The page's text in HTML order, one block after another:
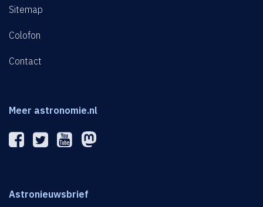
Sitemap
Colofon
Contact
Meer astronomie.nl
Astronieuwsbrief